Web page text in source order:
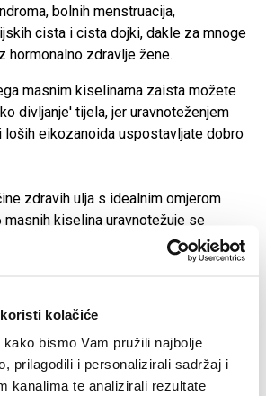
kolačiće
bismo Vam pružili najbolje
prilagodili i personalizirali sadržaj i
kanalima te analizirali rezultate
bolnih menstruacija,
cista i cista dojki, dakle za mnoge
hormonalno zdravlje žene.
masnim kiselinama zaista možete
divljanje' tijela, jer uravnoteženjem
loših eikozanoida uspostavljate dobro
zdravih ulja s idealnim omjerom
kiselina uravnotežuje se
u našem tijelu.
pod kontrolom i organizam zadržava